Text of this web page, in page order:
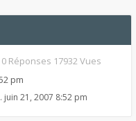
0 Réponses 17932 Vues
pm
juin 21, 2007 8:52 pm